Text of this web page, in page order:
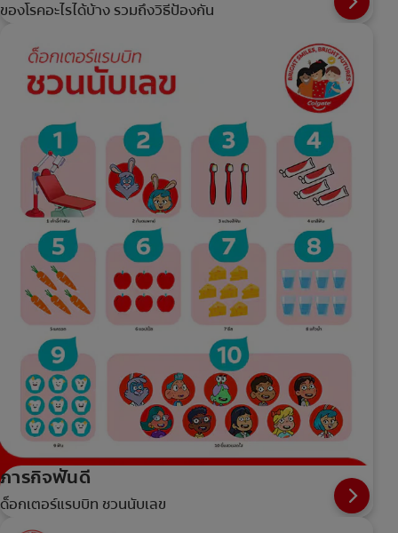
ของโรคอะไรได้บ้าง รวมถึงวิธีป้องกัน
ภารกิจฟันดี
ด็อกเตอร์แรบบิท ชวนนับเลข